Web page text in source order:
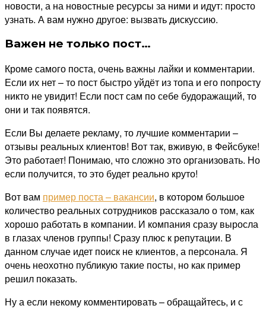
новости, а на новостные ресурсы за ними и идут: просто
узнать. А вам нужно другое: вызвать дискуссию.
Важен не только пост…
Кроме самого поста, очень важны лайки и комментарии.
Если их нет – то пост быстро уйдёт из топа и его попросту
никто не увидит! Если пост сам по себе будоражащий, то
они и так появятся.
Если Вы делаете рекламу, то лучшие комментарии –
отзывы реальных клиентов! Вот так, вживую, в Фейсбуке!
Это работает! Понимаю, что сложно это организовать. Но
если получится, то это будет реально круто!
Вот вам пример поста – вакансии, в котором большое
количество реальных сотрудников рассказало о том, как
хорошо работать в компании. И компания сразу выросла
в глазах членов группы! Сразу плюс к репутации. В
данном случае идет поиск не клиентов, а персонала. Я
очень неохотно публикую такие посты, но как пример
решил показать.
Ну а если некому комментировать – обращайтесь, и с